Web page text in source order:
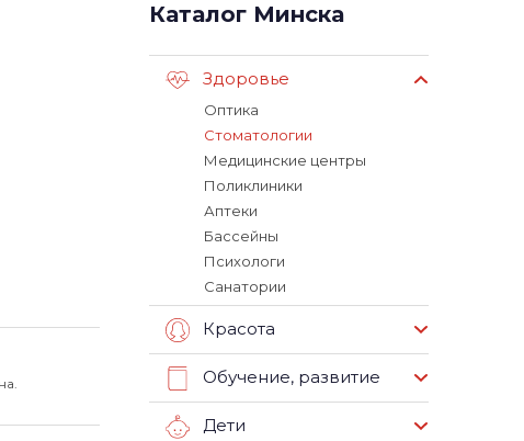
Каталог Минска
Здоровье
Оптика
Стоматологии
Медицинские центры
Поликлиники
Аптеки
Бассейны
Психологи
Санатории
Красота
Обучение, развитие
Дети